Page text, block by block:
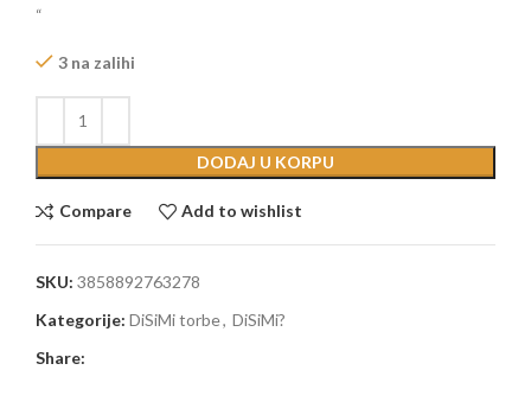
“
3 na zalihi
DODAJ U KORPU
Compare Add to wishlist
SKU: 3858892763278
Kategorije: DiSiMi torbe, DiSiMi?
Share: